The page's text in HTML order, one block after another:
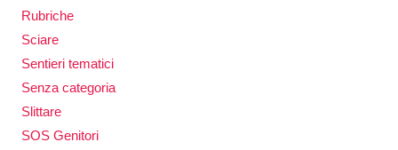
Rubriche
Sciare
Sentieri tematici
Senza categoria
Slittare
SOS Genitori